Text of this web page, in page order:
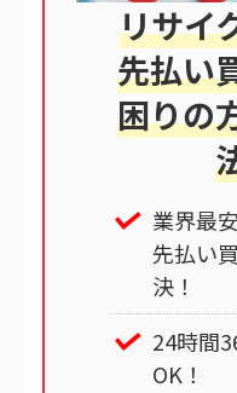
リサイ
先払い
困りの
業界最
先払い
決！
24時間
OK！